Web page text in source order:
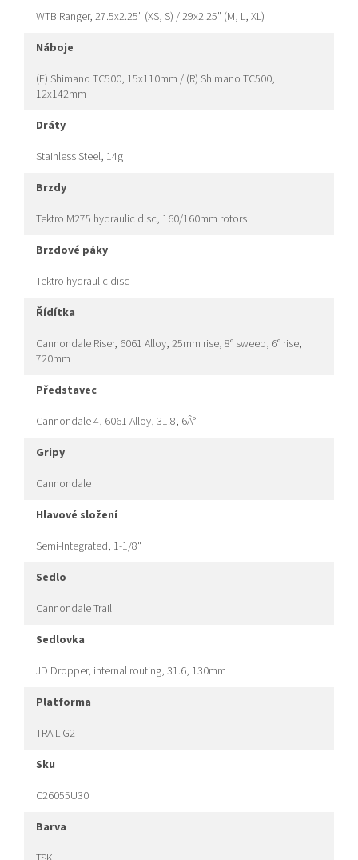
WTB Ranger, 27.5x2.25" (XS, S) / 29x2.25" (M, L, XL)
náboje
(F) Shimano TC500, 15x110mm / (R) Shimano TC500,
12x142mm
dráty
Stainless Steel, 14g
brzdy
Tektro M275 hydraulic disc, 160/160mm rotors
brzdové páky
Tektro hydraulic disc
řídítka
Cannondale Riser, 6061 Alloy, 25mm rise, 8° sweep, 6° rise,
720mm
představec
Cannondale 4, 6061 Alloy, 31.8, 6Â°
gripy
Cannondale
hlavové složení
Semi-Integrated, 1-1/8"
sedlo
Cannondale Trail
sedlovka
JD Dropper, internal routing, 31.6, 130mm
platforma
TRAIL G2
sku
C26055U30
barva